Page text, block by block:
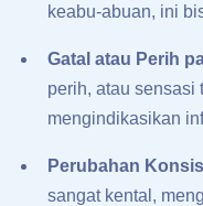
keabu-abuan, ini
Gatal atau Perih
perih, atau sensasi
mengindikasikan
Perubahan
sangat kental,